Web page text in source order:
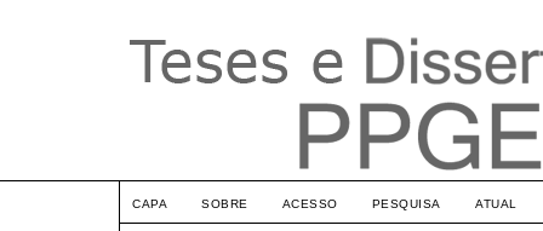
CAPA SOBRE ACESSO PESQUISA ATUAL